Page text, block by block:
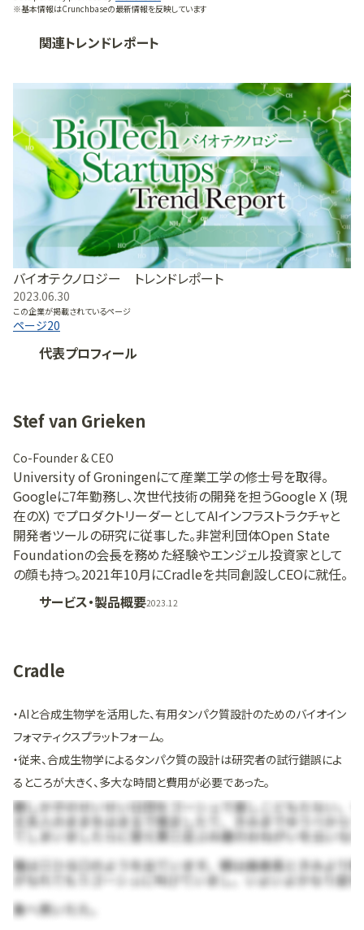
※基本情報はCrunchbaseの最新情報を反映しています
サービス・製品概要2023.12
Cradle
・AIと合成生物学を活用した、有用タンパク質設計のためのバイオイン
フォマティクスプラットフォーム。
・従来、合成生物学によるタンパク質の設計は研究者の試行錯誤によ
るところが大きく、多大な時間と費用が必要であった。
代表プロフィール
Stef van Grieken
Co-Founder & CEO
University of Groningenにて産業工学の修士号を取得。
Googleに7年勤務し、次世代技術の開発を担うGoogle X (現
在のX) でプロダクトリーダーとしてAIインフラストラクチャと
開発者ツールの研究に従事した。非営利団体Open State
Foundationの会長を務めた経験やエンジェル投資家として
の顔も持つ。2021年10月にCradleを共同創設しCEOに就任。
関連トレンドレポート
バイオテクノロジー トレンドレポート
2023.06.30
この企業が掲載されているページ
ページ20